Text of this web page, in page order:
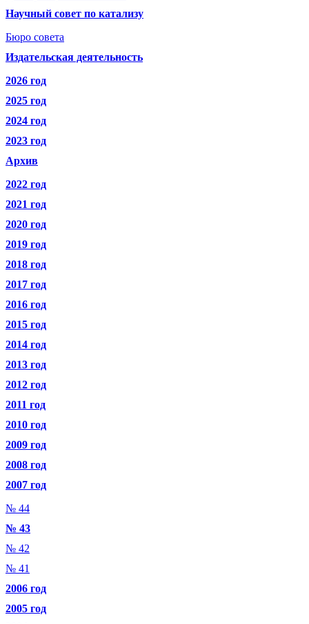
Научный совет по катализу
Бюро совета
Издательская деятельность
2026 год
2025 год
2024 год
2023 год
Архив
2022 год
2021 год
2020 год
2019 год
2018 год
2017 год
2016 год
2015 год
2014 год
2013 год
2012 год
2011 год
2010 год
2009 год
2008 год
2007 год
№ 44
№ 43
№ 42
№ 41
2006 год
2005 год